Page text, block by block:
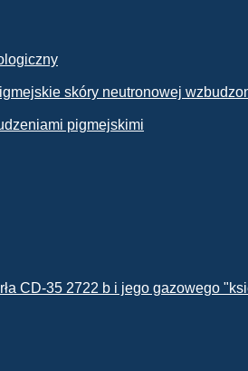
pigmejskimi